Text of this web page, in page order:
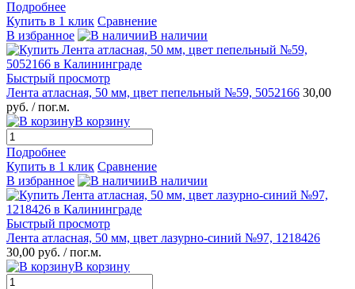
Подробнее
Купить в 1 клик Сравнение
В избранное
В наличии
Быстрый просмотр
Лента атласная, 50 мм, цвет пепельный №59, 5052166 30,00
руб. / пог.м.
В корзину
Подробнее
Купить в 1 клик Сравнение
В избранное
В наличии
Быстрый просмотр
Лента атласная, 50 мм, цвет лазурно-синий №97, 1218426
30,00 руб. / пог.м.
В корзину